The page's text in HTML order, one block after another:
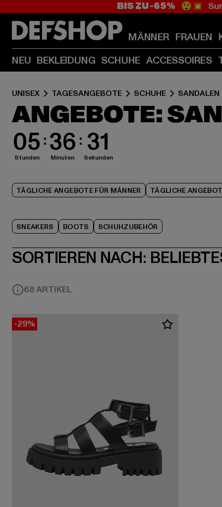
BIS ZU -65% 😲💥
MÄNNER FRAUEN
NEU BEKLEIDUNG SCHUHE ACCESSOIRES
UNISEX TAGESANGEBOTE SCHUHE SANDALEN
ANGEBOTE:
05
Stunden 36
Minuten 30
Sekunden
TÄGLICHE ANGEBOTE FÜR MÄNNER TÄGLICHE
SNEAKERS BOOTS SCHUHZUBEHÖR
SORTIEREN NACH:
68 ARTIKEL
-29%